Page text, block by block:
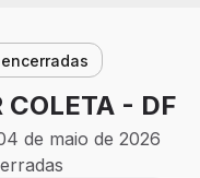
COLETA - DF
de maio de 2026